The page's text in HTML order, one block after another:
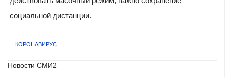
социальной дистанции.
КОРОНАВИРУС
Новости СМИ2